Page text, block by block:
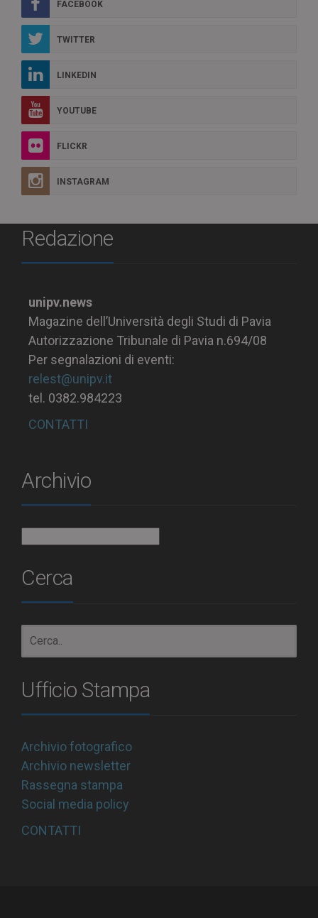
FACEBOOK
TWITTER
LINKEDIN
YOUTUBE
FLICKR
INSTAGRAM
Redazione
unipv.news
Magazine dell’Università degli Studi di Pavia
Autorizzazione Tribunale di Pavia n.694/08
Per segnalazioni di eventi:
relest@unipv.it
tel. 0382.984223
CONTATTI
Archivio
Cerca
Ufficio Stampa
Archivio fotografico
Archivio newsletter
Rassegna stampa
Social media policy
CONTATTI